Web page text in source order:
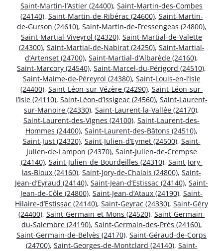
Saint-Martin-l’Astier (24400), Saint-Martin-des-Combes
(24140), Saint-Martin-de-Ribérac (24600), Saint-Martin-
de-Gurson (24610), Saint-Martin-de-Fressengeas (24800),
Saint-Martial-Viveyrol (24320), Saint-Martial-de-Valette
(24300), Saint-Martial-de-Nabirat (24250), Saint-Martial-
d’Artenset (24700), Saint-Martial-d’Albarède (24160),
Saint-Marcory (24540), Saint-Marcel-du-Périgord (24510),
Saint-Maime-de-Péreyrol (24380), Saint-Louis-en-l’Isle
(24400), Saint-Léon-sur-Vézère (24290), Saint-Léon-sur-
l’Isle (24110), Saint-Léon-d’Issigeac (24560), Saint-Laurent-
sur-Manoire (24330), Saint-Laurent-la-Vallée (24170),
Saint-Laurent-des-Vignes (24100), Saint-Laurent-des-
Hommes (24400), Saint-Laurent-des-Bâtons (24510),
Saint-Just (24320), Saint-Julien-d’Eymet (24500), Saint-
Julien-de-Lampon (24370), Saint-Julien-de-Crempse
(24140), Saint-Julien-de-Bourdeilles (24310), Saint-Jory-
las-Bloux (24160), Saint-Jory-de-Chalais (24800), Saint-
Jean-d’Eyraud (24140), Saint-Jean-d’Estissac (24140), Saint-
Jean-de-Côle (24800), Saint-Jean-d’Ataux (24190), Saint-
Hilaire-d’Estissac (24140), Saint-Geyrac (24330), Saint-Géry
(24400), Saint-Germain-et-Mons (24520), Saint-Germain-
du-Salembre (24190), Saint-Germain-des-Prés (24160),
Saint-Germain-de-Belvès (24170), Saint-Géraud-de-Corps
(24700), Saint-Georges-de-Montclard (24140), Saint-